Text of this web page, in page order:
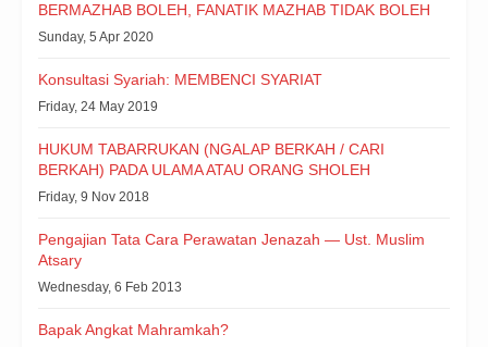
BERMAZHAB BOLEH, FANATIK MAZHAB TIDAK BOLEH
Sunday, 5 Apr 2020
Konsultasi Syariah: MEMBENCI SYARIAT
Friday, 24 May 2019
HUKUM TABARRUKAN (NGALAP BERKAH / CARI
BERKAH) PADA ULAMA ATAU ORANG SHOLEH
Friday, 9 Nov 2018
Pengajian Tata Cara Perawatan Jenazah — Ust. Muslim
Atsary
Wednesday, 6 Feb 2013
Bapak Angkat Mahramkah?